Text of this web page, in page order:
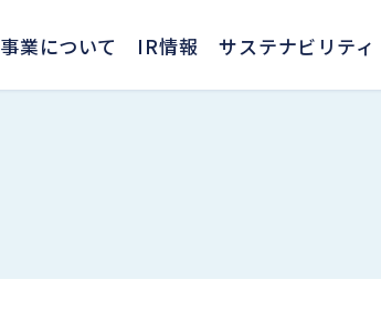
事業について IR情報 サステナビリティ